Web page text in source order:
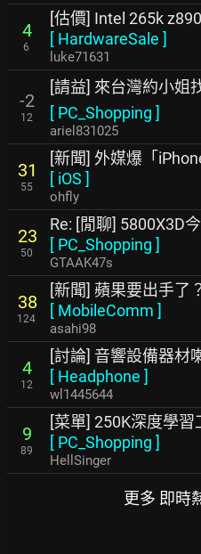
4
6
[估價] Intel 265k
[ HardwareSale ]
luke71631
-2
12
[請益] 來台灣約小姐
[ PC_Shopping ]
ariel831025
31
55
[新聞] 外媒爆「
[ iOS ]
ohfly
23
50
Re: [閒聊] 5800X3D
[ PC_Shopping ]
GTAAK47s
38
124
[新聞] 蘋果要出手了
[ MobileComm ]
asahi98
4
12
[討論] 音響設備器材
[ Headphone ]
wl1445644
9
89
[菜單] 250K深度學習
[ PC_Shopping ]
HellSinger
更多 即時